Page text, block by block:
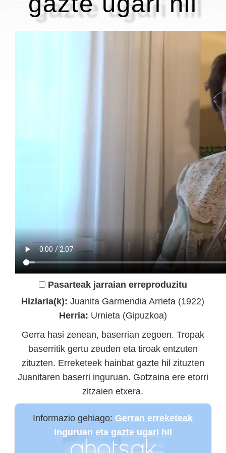
Pasarteak jarraian erreproduzitu
Hizlaria(k): Juanita Garmendia Arrieta (1922)
Herria: Urnieta (Gipuzkoa)
Gerra hasi zenean, baserrian zegoen. Tropak
baserritik gertu zeuden eta tiroak entzuten
zituzten. Erreketeek hainbat gazte hil zituzten
Juanitaren baserri inguruan. Gotzaina ere etorri
zitzaien etxera.
Informazio gehiago: Gerran erreketeak
inguruan eta gazte ugari hil